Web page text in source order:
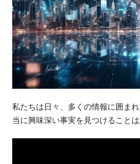
私たちは日々、多くの情報に囲ま
当に興味深い事実を見つけること